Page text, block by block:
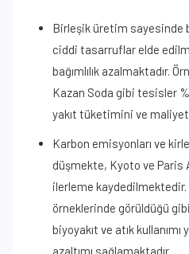
Birleşik üretim sayesinde
ciddi tasarruflar elde
bağımlılık azalmaktadır.
Kazan Soda gibi tesisler
yakıt tüketimini ve
Karbon emisyonları ve
düşmekte, Kyoto ve Paris
ilerleme
örneklerinde görüldüğü
biyoyakıt ve atık kullanımı
azaltımı sağlamaktadır.